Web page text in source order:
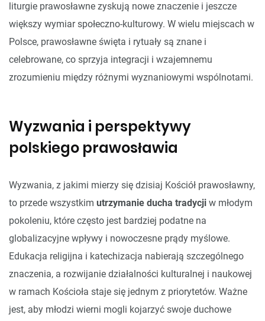
liturgie prawosławne zyskują nowe znaczenie i jeszcze
większy wymiar społeczno-kulturowy. W wielu miejscach w
Polsce, prawosławne święta i rytuały są znane i
celebrowane, co sprzyja integracji i wzajemnemu
zrozumieniu między różnymi wyznaniowymi wspólnotami.
Wyzwania i perspektywy
polskiego prawosławia
Wyzwania, z jakimi mierzy się dzisiaj Kościół prawosławny,
to przede wszystkim utrzymanie ducha tradycji w młodym
pokoleniu, które często jest bardziej podatne na
globalizacyjne wpływy i nowoczesne prądy myślowe.
Edukacja religijna i katechizacja nabierają szczególnego
znaczenia, a rozwijanie działalności kulturalnej i naukowej
w ramach Kościoła staje się jednym z priorytetów. Ważne
jest, aby młodzi wierni mogli kojarzyć swoje duchowe